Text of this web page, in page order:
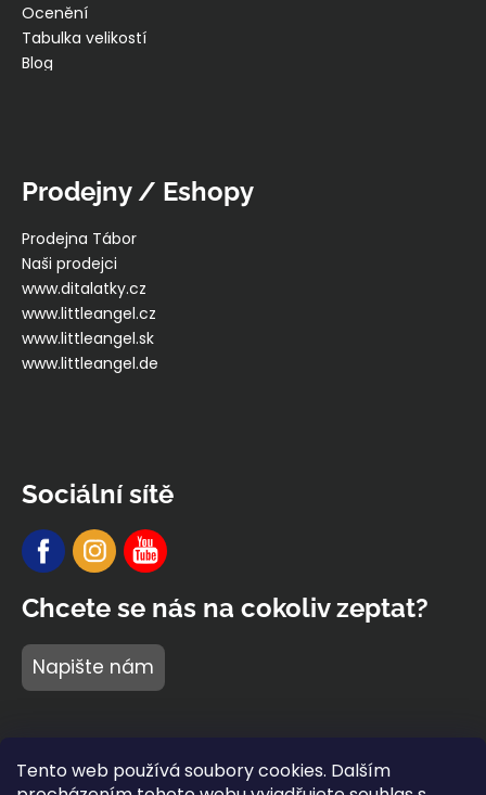
Tento web používá soubory cookies. Dalším
Ocenění
Tabulka velikostí
Blog
Prodejny / Eshopy
Prodejna Tábor
Naši prodejci
www.ditalatky.cz
www.littleangel.cz
www.littleangel.sk
www.littleangel.de
Sociální sítě
Chcete se nás na cokoliv zeptat?
Napište nám